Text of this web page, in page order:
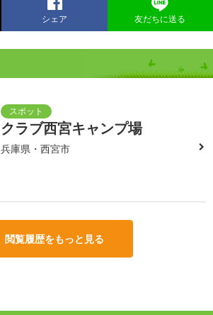
シェア 友だちに送る
クラブ西宮キャンプ場
兵庫県・西宮市
閲覧履歴をもっと見る